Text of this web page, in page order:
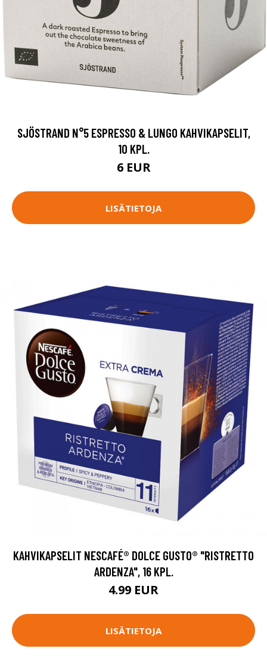
SJÖSTRAND N°5 ESPRESSO & LUNGO KAHVIKAPSELIT,
10 KPL.
6 EUR
LISÄTIETOJA
KAHVIKAPSELIT NESCAFÉ® DOLCE GUSTO® "RISTRETTO
ARDENZA", 16 KPL.
4.99 EUR
LISÄTIETOJA